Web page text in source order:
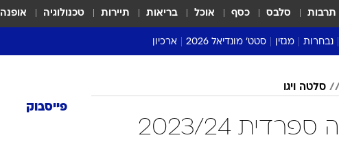
תרבות סלבס כסף אוכל בריאות תיירות טכנולוגיה אופנה
נבחרות מגזין סטט' מונדיאל 2026 ארכיון
סלטה ויגו
סלטה ויגו טבלת ליגה ספרדית 2023/24
פייסבוק